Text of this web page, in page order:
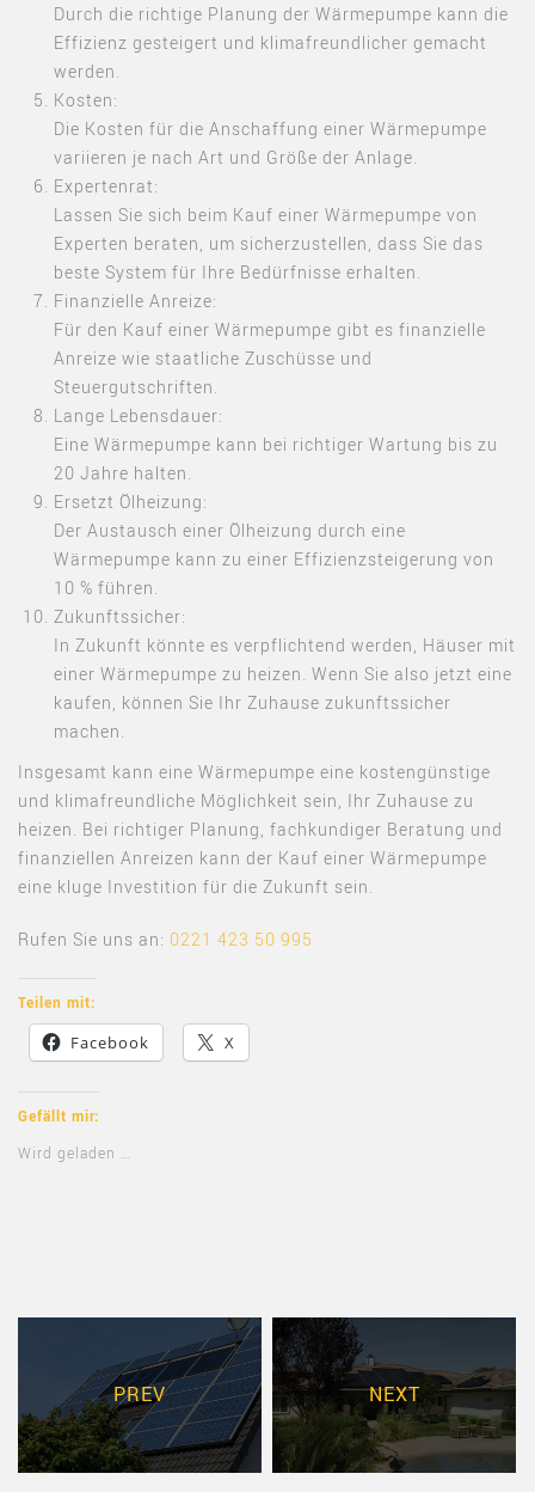
Durch die richtige Planung der Wärmepumpe kann die
Effizienz gesteigert und klimafreundlicher gemacht
werden.
Kosten:
Die Kosten für die Anschaffung einer Wärmepumpe
variieren je nach Art und Größe der Anlage.
Expertenrat:
Lassen Sie sich beim Kauf einer Wärmepumpe von
Experten beraten, um sicherzustellen, dass Sie das
beste System für Ihre Bedürfnisse erhalten.
Finanzielle Anreize:
Für den Kauf einer Wärmepumpe gibt es finanzielle
Anreize wie staatliche Zuschüsse und
Steuergutschriften.
Lange Lebensdauer:
Eine Wärmepumpe kann bei richtiger Wartung bis zu
20 Jahre halten.
Ersetzt Ölheizung:
Der Austausch einer Ölheizung durch eine
Wärmepumpe kann zu einer Effizienzsteigerung von
10 % führen.
Zukunftssicher:
In Zukunft könnte es verpflichtend werden, Häuser mit
einer Wärmepumpe zu heizen. Wenn Sie also jetzt eine
kaufen, können Sie Ihr Zuhause zukunftssicher
machen.
Insgesamt kann eine Wärmepumpe eine kostengünstige
und klimafreundliche Möglichkeit sein, Ihr Zuhause zu
heizen. Bei richtiger Planung, fachkundiger Beratung und
finanziellen Anreizen kann der Kauf einer Wärmepumpe
eine kluge Investition für die Zukunft sein.
Rufen Sie uns an: 0221 423 50 995
Teilen mit:
Facebook X
Gefällt mir:
Wird geladen …
PREV NEXT